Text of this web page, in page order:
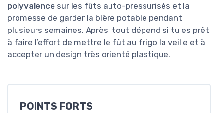
polyvalence sur les fûts auto-pressurisés et la
promesse de garder la bière potable pendant
plusieurs semaines. Après, tout dépend si tu es prêt
à faire l’effort de mettre le fût au frigo la veille et à
accepter un design très orienté plastique.
POINTS FORTS